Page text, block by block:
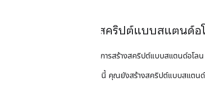
สร้างสคริปต์แบบสแตนด์อ
หากต้องการสร้างสคริปต์แบบสแตนด์อโลน
นอกจากนี้ คุณยังสร้างสคริปต์แบบสแตนด์